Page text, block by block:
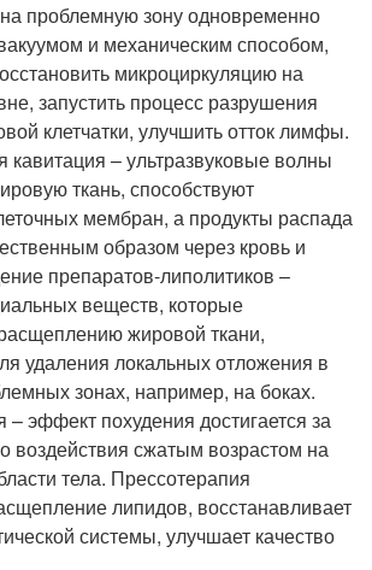
проблемную зону одновременно
и механическим способом,
микроциркуляцию на
запустить процесс разрушения
клетчатки, улучшить отток лимфы.
кавитация – ультразвуковые волны
ткань, способствуют
мембран, а продукты распада
образом через кровь и
препаратов-липолитиков –
веществ, которые
жировой ткани,
удаления локальных отложения в
зонах, например, на боках.
– эффект похудения достигается за
воздействия сжатым возрастом на
тела. Прессотерапия
липидов, восстанавливает
системы, улучшает качество